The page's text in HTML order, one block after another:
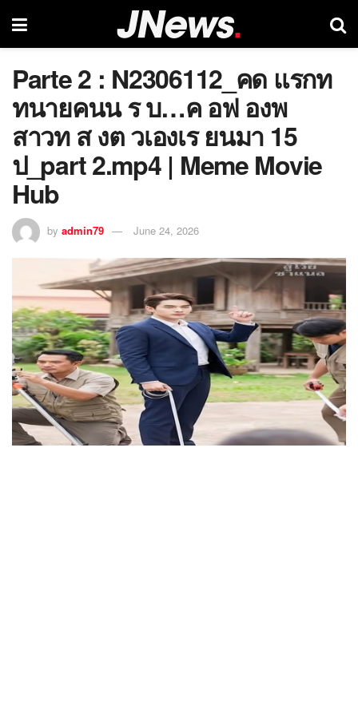
Parte 2 : N2306112_คด แรกท
ทนายคนน ร บ…ค อฟ องพ
สาวท ส งต วเองเร ยนมา 15
ป_part 2.mp4 | Meme Movie
Hub
by admin79 June 24, 2026